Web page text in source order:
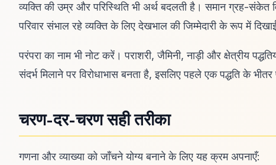
व्यक्ति की उम्र और परिस्थिति भी अर्थ बदलती है। समान ग्रह-संकेत
परिवार संभाल रहे व्यक्ति के लिए देखभाल की जिम्मेदारी के रूप में
परंपरा का नाम भी नोट करें। पराशरी, जैमिनी, नाड़ी और क्षेत्रीय
संदर्भ मिलाने पर विरोधाभास बनता है, इसलिए पहले एक पद्धति के
चरण-दर-चरण सही तरीका
गणना और व्याख्या को जाँचने योग्य बनाने के लिए यह क्रम अपनाएँ: